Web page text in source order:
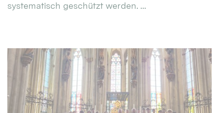
systematisch geschützt werden. ...